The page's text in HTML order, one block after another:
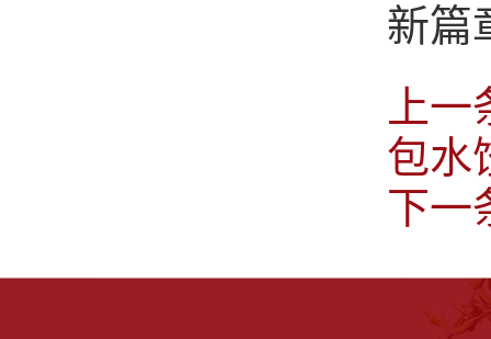
新篇
上
包水
下一